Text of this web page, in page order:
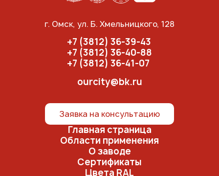
г. Омск, ул. Б. Хмельницкого, 128
+7 (3812) 36-39-43
+7 (3812) 36-40-88
+7 (3812) 36-41-07
ourcity@bk.ru
Заявка на консультацию
Главная страница
Области применения
О заводе
Сертификаты
Цвета RAL